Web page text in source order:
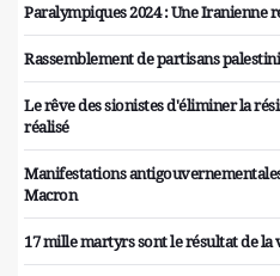
Paralympiques 2024 : Une Iranienne
Rassemblement de partisans
Le rêve des sionistes d'éliminer la
réalisé
Manifestations
Macron
17 mille martyrs sont le résultat de la